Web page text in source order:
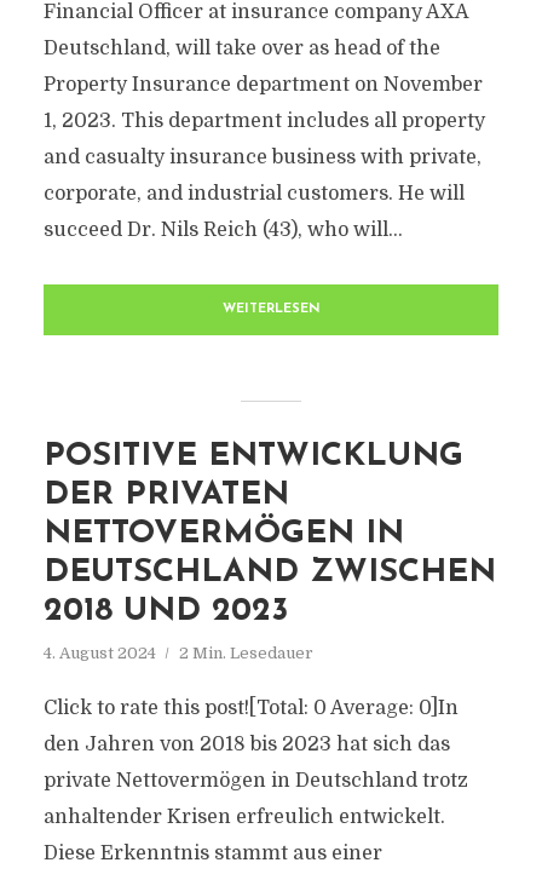
Financial Officer at insurance company AXA
Deutschland, will take over as head of the
Property Insurance department on November
1, 2023. This department includes all property
and casualty insurance business with private,
corporate, and industrial customers. He will
succeed Dr. Nils Reich (43), who will...
WEITERLESEN
POSITIVE ENTWICKLUNG
DER PRIVATEN
NETTOVERMÖGEN IN
DEUTSCHLAND ZWISCHEN
2018 UND 2023
4. August 2024 2 Min. Lesedauer
Click to rate this post![Total: 0 Average: 0]In
den Jahren von 2018 bis 2023 hat sich das
private Nettovermögen in Deutschland trotz
anhaltender Krisen erfreulich entwickelt.
Diese Erkenntnis stammt aus einer